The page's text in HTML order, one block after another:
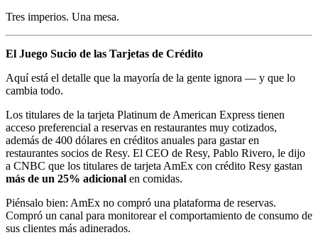
Tres imperios. Una mesa.
El Juego Sucio de las Tarjetas de Crédito
Aquí está el detalle que la mayoría de la gente ignora — y que lo
cambia todo.
Los titulares de la tarjeta Platinum de American Express tienen
acceso preferencial a reservas en restaurantes muy cotizados,
además de 400 dólares en créditos anuales para gastar en
restaurantes socios de Resy. El CEO de Resy, Pablo Rivero, le dijo
a CNBC que los titulares de tarjeta AmEx con crédito Resy gastan
más de un 25% adicional en comidas.
Piénsalo bien: AmEx no compró una plataforma de reservas.
Compró un canal para monitorear el comportamiento de consumo de
sus clientes más adinerados.